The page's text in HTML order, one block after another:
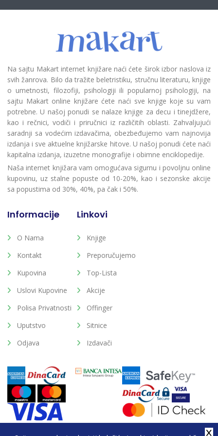
Na sajtu Makart internet knjižare naći ćete širok izbor naslova iz
svih žanrova. Bilo da tražite beletristiku, stručnu literaturu, knjige
o umetnosti, filozofiji, psihologiji ili popularnoj psihologiji, na
sajtu Makart online knjižare ćete naći sve knjige koje su vam
potrebne. U našoj ponudi se nalaze knjige za decu i tinejdžere,
kao i rečnici, vodiči i priručnici iz različitih oblasti. Zahvaljujući
saradnji sa vodećim izdavačima, obezbeđujemo vam najnovija
izdanja i sve aktuelne knjižarske hitove. U našoj ponudi ćete naći
kapitalna izdanja, izuzetne monografije i obimne enciklopedije.
Naša internet knjižara vam omogućava sigurnu i povoljnu online
kupovinu, uz stalne popuste od 10-20%, kao i sezonske akcije
sa popustima od 30%, 40%, pa čak i 50%.
Informacije
O Nama
Kontakt
Kupovina
Uslovi Kupovine
Polisa Privatnosti
Uputstvo
Odjava
Linkovi
Knjige
Preporučujemo
Top-Lista
Akcije
Offinger
Sitnice
Izdavači